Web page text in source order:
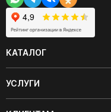
КАТАЛОГ
УСЛУГИ